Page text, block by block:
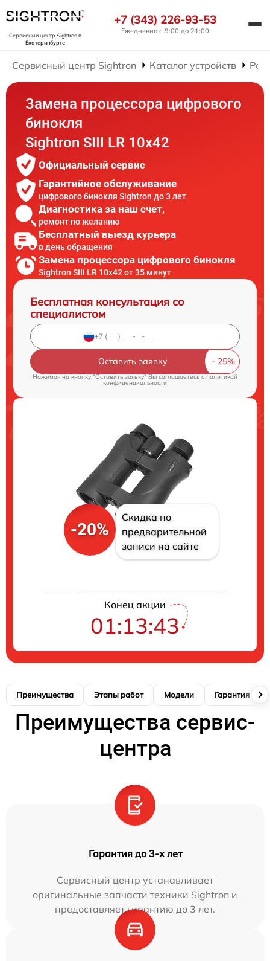
Сервисный центр Sightronв
Екатеринбурге
+7 (343) 226-93-53
Ежедневно с 9:00 до 21:00
Сервисный центр Sightron Каталог устройств
Замена процессора цифрового
бинокля
Sightron SIII LR 10x42
Официальный сервис
Гарантийное обслуживание
цифрового бинокля Sightron до 3 лет
Диагностика за наш счет,
ремонт по желанию
Бесплатный выезд курьера
в день обращения
Замена процессора цифрового бинокля
Sightron SIII LR 10x42 от 35 минут
Бесплатная консультация со
специалистом
Оставить заявку
Нажимая на кнопку "Оставить заявку" Вы соглашаетесь cполитикой
конфиденциальности
-20%
Скидка по
предварительной
записи на сайте
Конец акции
01:13:42
Преимущества Этапы работ Модели Гарантия
Преимущества сервис-
центра
Гарантия до 3-х лет
Сервисный центр устанавливает
оригинальные запчасти техники Sightron и
предоставляет гарантию до 3 лет.